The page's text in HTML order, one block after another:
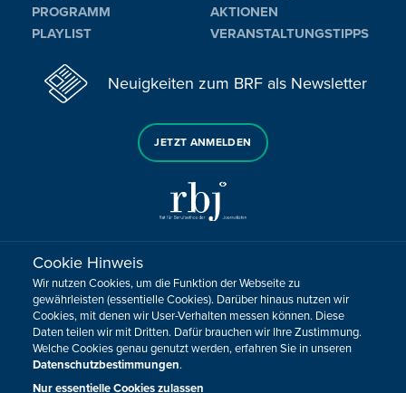
PROGRAMM
PLAYLIST
AKTIONEN
VERANSTALTUNGSTIPPS
Neuigkeiten zum BRF als Newsletter
JETZT ANMELDEN
Sie haben noch Fragen oder Anmerkungen?
KONTAKTIEREN SIE UNS!
Impressum Datenschutz Kontakt
Barrierefreiheit
Cookie-Zustimmung anpassen
Design, Konzept & Programmierung:
Cookie Hinweis
Wir nutzen Cookies, um die Funktion der Webseite zu
gewährleisten (essentielle Cookies). Darüber hinaus nutzen wir
Cookies, mit denen wir User-Verhalten messen können. Diese
Daten teilen wir mit Dritten. Dafür brauchen wir Ihre Zustimmung.
Welche Cookies genau genutzt werden, erfahren Sie in unseren
Datenschutzbestimmungen.
Nur essentielle Cookies zulassen